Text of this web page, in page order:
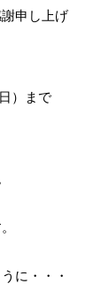
申し上げ
）まで
に・・・